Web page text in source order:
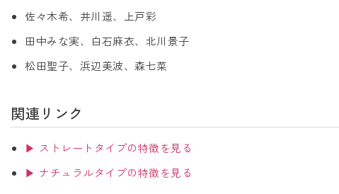
佐々木希、井川遥、上戸彩
田中みな実、白石麻衣、北川景子
松田聖子、浜辺美波、森七菜
関連リンク
▶ ストレートタイプの特徴を見る
▶ ナチュラルタイプの特徴を見る